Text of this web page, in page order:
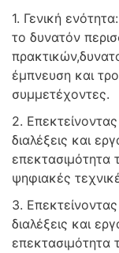
1. Γενική
το δυνατόν
έμπνευση και
συμμετέχοντες.
2.
διαλέξεις και
επεκτασιμότητα
ψηφιακές
3. Επεκτείνοντας
διαλέξεις και
επεκτασιμότητα